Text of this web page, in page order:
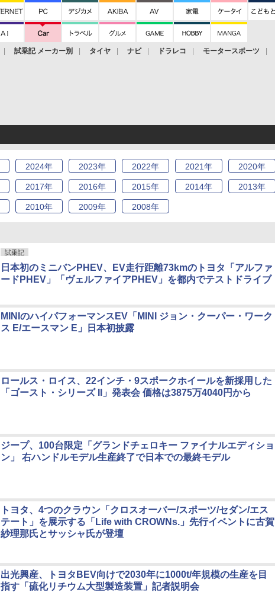
試乗記 メーカー別 タイヤ ナビ ドラレコ モータースポーツ
2024年 2023年 2022年 2021年 2020年
2017年 2016年 2015年 2014年 2013年
2010年 2009年 2008年
試乗記
日本初のミニバンPHEV、EV走行距離73kmのトヨタ「アルファ
ードPHEV」「ヴェルファイアPHEV」を都内でテストドライブ
MINIのハイパフォーマンスEV「MINI ジョン・クーパー・ワーク
ス E/エースマン E」日本初披露
ロールス・ロイス、22インチ・9スポークホイールを新採用した
「ゴースト・シリーズ II」発表会 価格は3875万4040円から
ジープ、100台限定「グランドチェロキー ファイナルエディショ
ン」 右ハンドルモデル生産終了で日本での最終モデル
トヨタ、4つのクラウン「クロスオーバー/スポーツ/セダン/エス
テート」を展示する「Life with CROWNs.」先行イベントに古賀
紗理那氏とサッシャ氏が登壇
出光興産、トヨタBEV向けで2030年に1000t/年規模の生産を目
指す「硫化リチウム大型製造装置」記者説明会